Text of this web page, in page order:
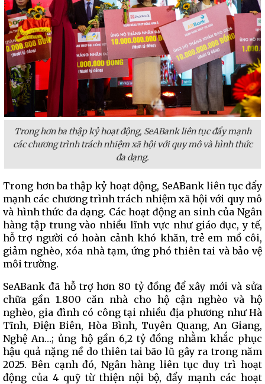
Trong hơn ba thập kỷ hoạt động, SeABank liên tục đẩy mạnh
các chương trình trách nhiệm xã hội với quy mô và hình thức
đa dạng.
Trong hơn ba thập kỷ hoạt động, SeABank liên tục đẩy
mạnh các chương trình trách nhiệm xã hội với quy mô
và hình thức đa dạng. Các hoạt động an sinh của Ngân
hàng tập trung vào nhiều lĩnh vực như giáo dục, y tế,
hỗ trợ người có hoàn cảnh khó khăn, trẻ em mồ côi,
giảm nghèo, xóa nhà tạm, ứng phó thiên tai và bảo vệ
môi trường.
SeABank đã hỗ trợ hơn 80 tỷ đồng để xây mới và sửa
chữa gần 1.800 căn nhà cho hộ cận nghèo và hộ
nghèo, gia đình có công tại nhiều địa phương như Hà
Tĩnh, Điện Biên, Hòa Bình, Tuyên Quang, An Giang,
Nghệ An…; ủng hộ gần 6,2 tỷ đồng nhằm khắc phục
hậu quả nặng nề do thiên tai bão lũ gây ra trong năm
2025. Bên cạnh đó, Ngân hàng liên tục duy trì hoạt
động của 4 quỹ từ thiện nội bộ, đẩy mạnh các hoạt